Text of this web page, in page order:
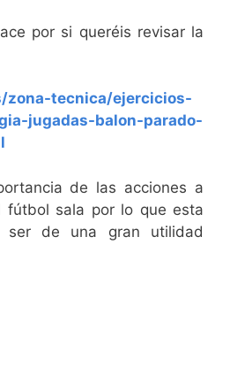
por si queréis revisar la
tecnica/ejercicios-
jugadas-balon-parado-
de las acciones a
fútbol sala por lo que esta
ser de una gran utilidad